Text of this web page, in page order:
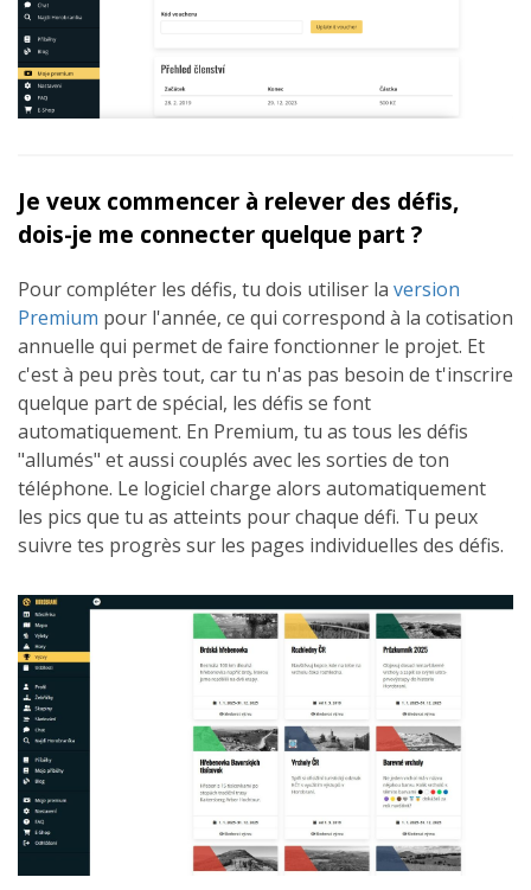
Je veux commencer à relever des défis,
dois-je me connecter quelque part ?
Pour compléter les défis, tu dois utiliser la version
Premium pour l'année, ce qui correspond à la cotisation
annuelle qui permet de faire fonctionner le projet. Et
c'est à peu près tout, car tu n'as pas besoin de t'inscrire
quelque part de spécial, les défis se font
automatiquement. En Premium, tu as tous les défis
"allumés" et aussi couplés avec les sorties de ton
téléphone. Le logiciel charge alors automatiquement
les pics que tu as atteints pour chaque défi. Tu peux
suivre tes progrès sur les pages individuelles des défis.